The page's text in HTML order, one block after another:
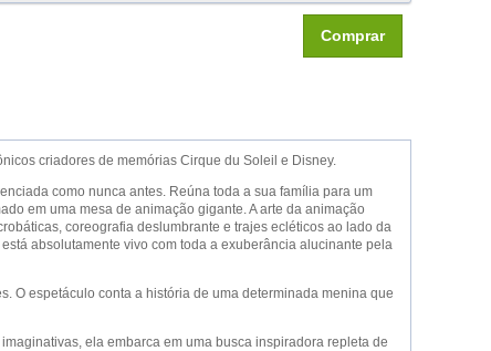
Comprar
criadores de memórias Cirque du Soleil e Disney.
como nunca antes. Reúna toda a sua família para um
em uma mesa de animação gigante. A arte da animação
coreografia deslumbrante e trajes ecléticos ao lado da
absolutamente vivo com toda a exuberância alucinante pela
O espetáculo conta a história de uma determinada menina que
ela embarca em uma busca inspiradora repleta de